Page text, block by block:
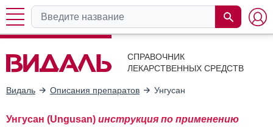
СПРАВОЧНИК
ЛЕКАРСТВЕННЫХ СРЕДСТВ
Видаль Описания препаратов Унгусан
Унгусан (Ungusan) инструкция по применению